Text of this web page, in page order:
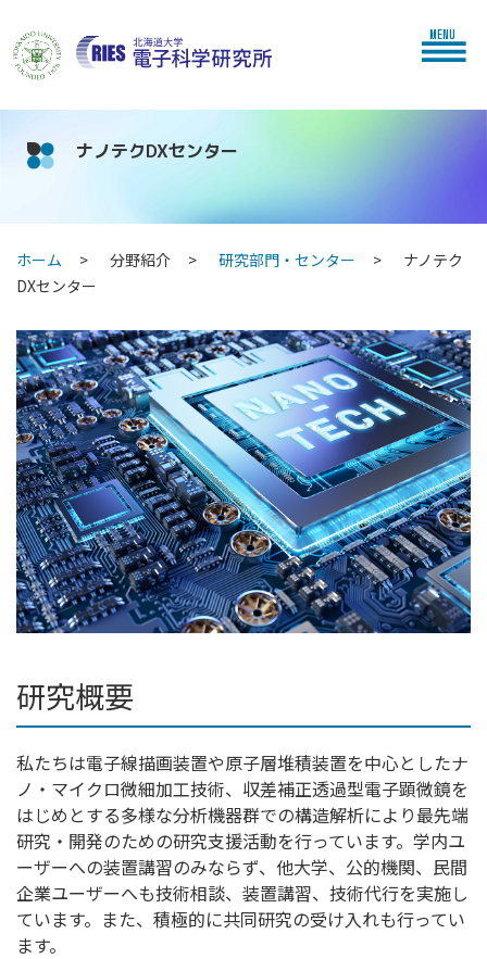
MENU
ナノテクDXセンター
ホーム 分野紹介 研究部門・センター
ナノテク
DXセンター
研究概要
私たちは電子線描画装置や原子層堆積装置を中心としたナ
ノ・マイクロ微細加工技術、収差補正透過型電子顕微鏡を
はじめとする多様な分析機器群での構造解析により最先端
研究・開発のための研究支援活動を行っています。学内ユ
ーザーへの装置講習のみならず、他大学、公的機関、民間
企業ユーザーへも技術相談、装置講習、技術代行を実施し
ています。また、積極的に共同研究の受け入れも行ってい
ます。